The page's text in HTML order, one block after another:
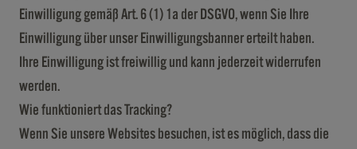
Einwilligung gemäß Art. 6 (1) 1a der DSGVO, wenn Sie Ihre
Einwilligung über unser Einwilligungsbanner erteilt haben.
Ihre Einwilligung ist freiwillig und kann jederzeit widerrufen
werden.
Wie funktioniert das Tracking?
Wenn Sie unsere Websites besuchen, ist es möglich, dass die